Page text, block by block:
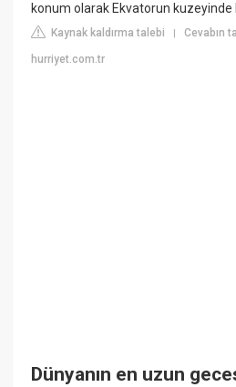
konum olarak Ekvatorun kuzeyinde
Kaynak kaldırma talebi |Cevabın
hurriyet.com.tr
Dünyanın en uzun